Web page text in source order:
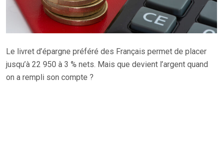
Le livret d’épargne préféré des Français permet de placer
jusqu’à 22 950 à 3 % nets. Mais que devient l’argent quand
on a rempli son compte ?